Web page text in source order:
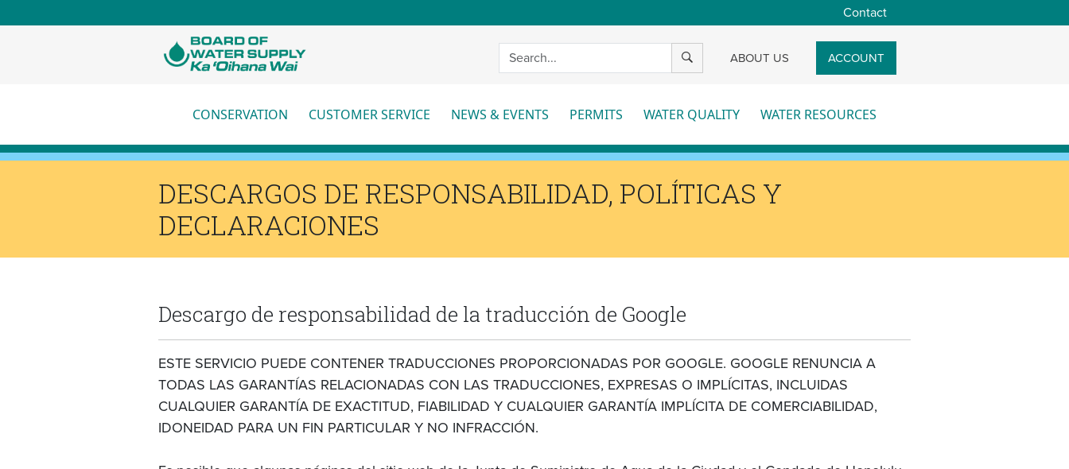
Contact
SEARCH ABOUT US ACCOUNT
CONSERVATION
CUSTOMER SERVICE
NEWS & EVENTS
PERMITS
WATER QUALITY
WATER RESOURCES
DESCARGOS DE RESPONSABILIDAD, POLÍTICAS Y
DECLARACIONES
Descargo de responsabilidad de la traducción de Google
ESTE SERVICIO PUEDE CONTENER TRADUCCIONES PROPORCIONADAS POR GOOGLE. GOOGLE RENUNCIA A
TODAS LAS GARANTÍAS RELACIONADAS CON LAS TRADUCCIONES, EXPRESAS O IMPLÍCITAS, INCLUIDAS
CUALQUIER GARANTÍA DE EXACTITUD, FIABILIDAD Y CUALQUIER GARANTÍA IMPLÍCITA DE COMERCIABILIDAD,
IDONEIDAD PARA UN FIN PARTICULAR Y NO INFRACCIÓN.